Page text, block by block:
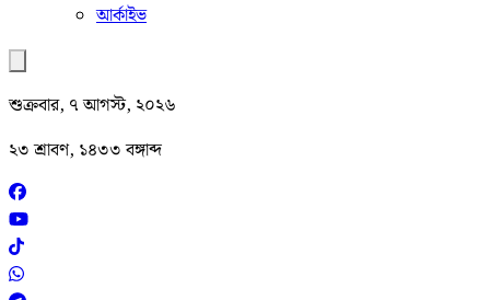
আর্কাইভ
শুক্রবার, ৭ আগস্ট, ২০২৬
২৩ শ্রাবণ, ১৪৩৩ বঙ্গাব্দ